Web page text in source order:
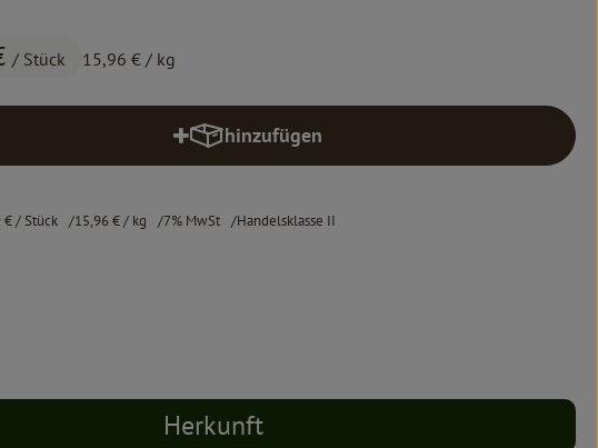
/ Stück 15,96 € / kg
hinzufügen
Produkt zum Warenkorb hinzufügen
€/ Stück 15,96 €/ kg 7% MwSt Handelsklasse II
Herkunft